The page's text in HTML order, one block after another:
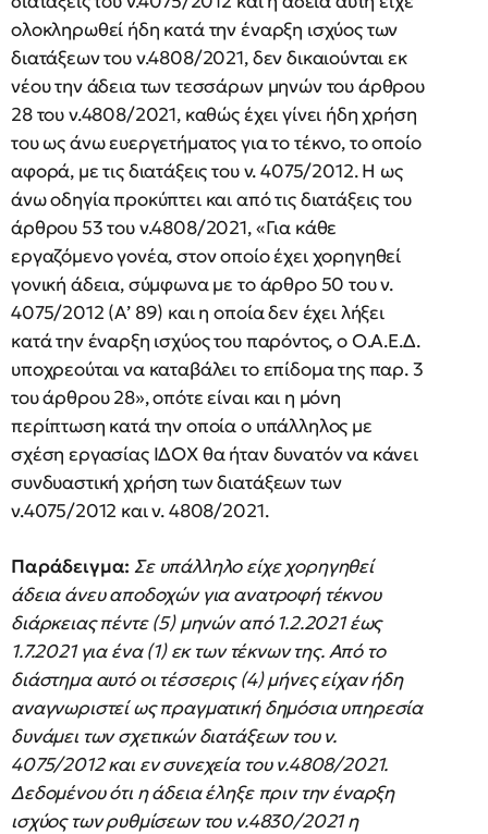
ολοκληρωθεί ήδη κατά την έναρξη ισχύος των
διατάξεων του ν.4808/2021, δεν δικαιούνται εκ
νέου την άδεια των τεσσάρων μηνών του άρθρου
28 του ν.4808/2021, καθώς έχει γίνει ήδη χρήση
του ως άνω ευεργετήματος για το τέκνο, το οποίο
αφορά, με τις διατάξεις του ν. 4075/2012. Η ως
άνω οδηγία προκύπτει και από τις διατάξεις του
άρθρου 53 του ν.4808/2021, «Για κάθε
εργαζόμενο γονέα, στον οποίο έχει χορηγηθεί
γονική άδεια, σύμφωνα με το άρθρο 50 του ν.
4075/2012 (Α’ 89) και η οποία δεν έχει λήξει
κατά την έναρξη ισχύος του παρόντος, ο Ο.Α.Ε.Δ.
υποχρεούται να καταβάλει το επίδομα της παρ. 3
του άρθρου 28», οπότε είναι και η μόνη
περίπτωση κατά την οποία ο υπάλληλος με
σχέση εργασίας ΙΔΟΧ θα ήταν δυνατόν να κάνει
συνδυαστική χρήση των διατάξεων των
ν.4075/2012 και ν. 4808/2021.
Παράδειγμα:Σε υπάλληλο είχε χορηγηθεί
άδεια άνευ αποδοχών για ανατροφή τέκνου
διάρκειας πέντε (5) μηνών από 1.2.2021 έως
1.7.2021 για ένα (1) εκ των τέκνων της. Από το
διάστημα αυτό οι τέσσερις (4) μήνες είχαν ήδη
αναγνωριστεί ως πραγματική δημόσια υπηρεσία
δυνάμει των σχετικών διατάξεων του ν.
4075/2012 και εν συνεχεία του ν.4808/2021.
Δεδομένου ότι η άδεια έληξε πριν την έναρξη
ισχύος των ρυθμίσεων του ν.4830/2021 η